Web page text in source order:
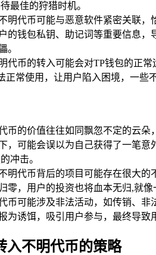
最佳的狩猎时机。
明代币可能与恶意软件紧密关联
的钱包私钥、助记词等重要信息
。
代币的转入可能会对TP钱包的正
正常使用，让用户陷入困境，一
币的价值往往如同飘忽不定的云
，可能会误以为自己获得了一笔
冲击。
明代币背后的项目可能存在很大
零，用户的投资也将血本无归,就像
币可能涉及非法活动，如传销、
为诱饵，吸引用户参与，最终导致
入不明代币的策略